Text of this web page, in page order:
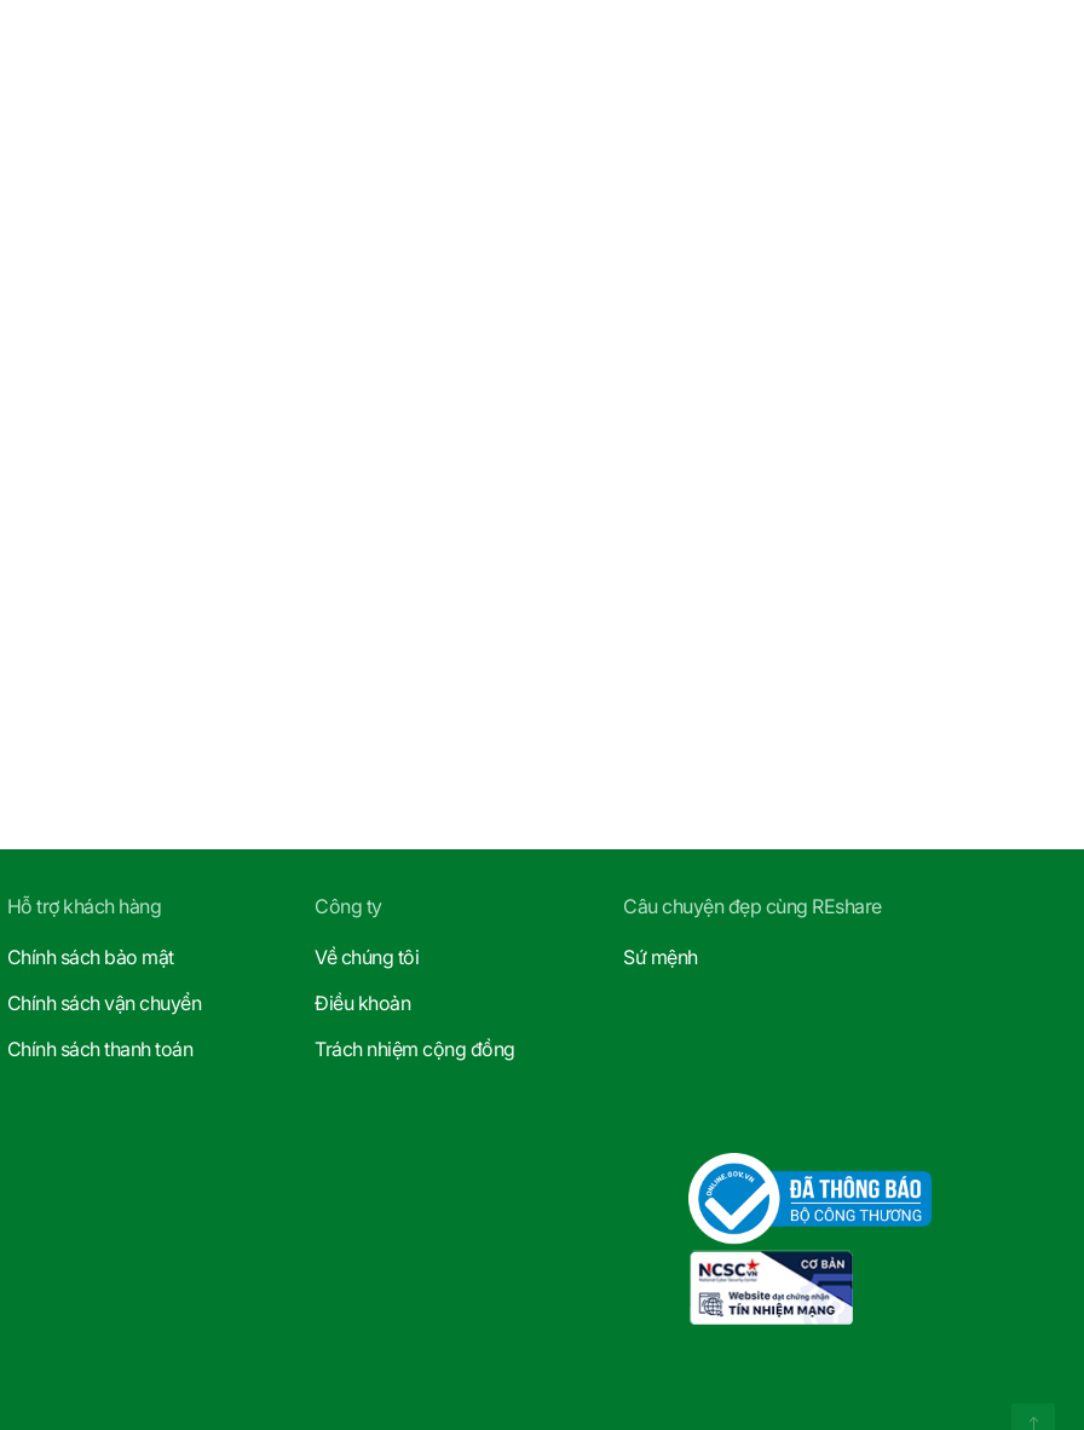
Hỗ trợ khách hàng
Chính sách bảo mật
Chính sách vận chuyển
Chính sách thanh toán
Công ty
Về chúng tôi
Điều khoản
Trách nhiệm cộng đồng
Câu chuyện đẹp cùng REshare
Sứ mệnh